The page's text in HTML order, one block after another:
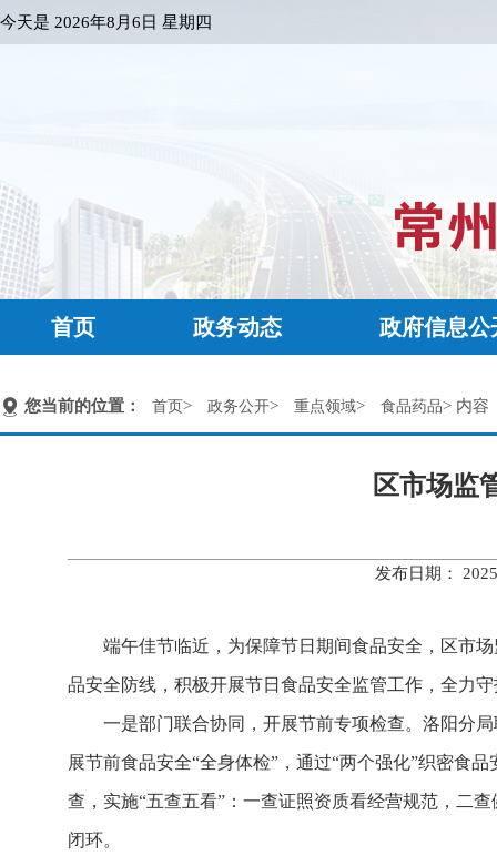
今天是 2026年8月6日 星期四
首页 政务动态 政府信息公
您当前的位置： 首页> 政务公开> 重点领域> 食品药品> 内容
区市场监
发布日期：
端午佳节临近，为保障节日期间食品安全，区市
品安全防线，积极开展节日食品安全监管工作，全力
一是部门联合协同，开展节前专项检查。洛阳分
展节前食品安全“全身体检”，通过“两个强化”织密食
查，实施“五查五看”：一查证照资质看经营规范，二
闭环。